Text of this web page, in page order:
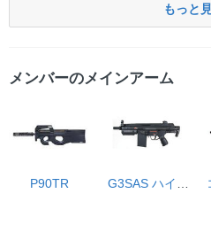
もっと
メンバーのメインアーム
P90TR